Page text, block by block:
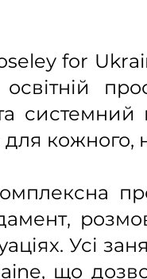
for
кожного,
Усі
що